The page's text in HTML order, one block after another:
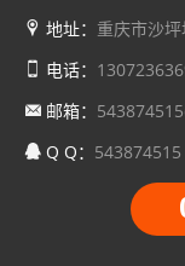
地址： 重庆市沙
电话：
邮箱：
Q Q： 543874515